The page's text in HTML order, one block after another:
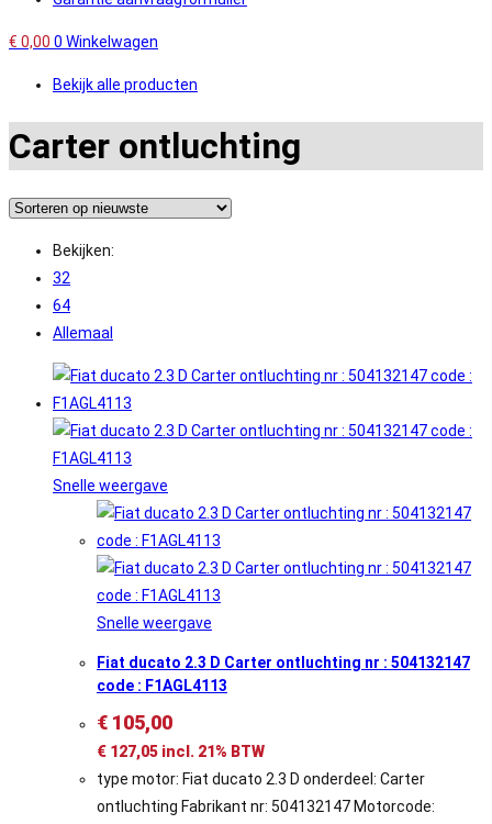
€ 0,00 0 Winkelwagen
Bekijk alle producten
Carter ontluchting
Bekijken:
32
64
Allemaal
Snelle weergave
Snelle weergave
Fiat ducato 2.3 D Carter ontluchting nr : 504132147
code : F1AGL4113
€ 105,00
€ 127,05 incl. 21% BTW
type motor: Fiat ducato 2.3 D onderdeel: Carter
ontluchting Fabrikant nr: 504132147 Motorcode: